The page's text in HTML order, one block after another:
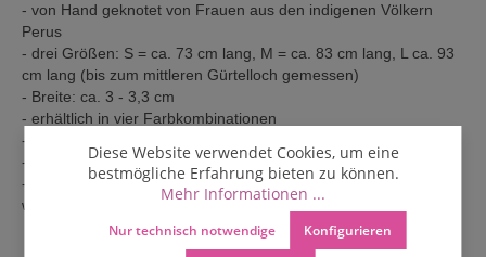
- von Hand geknotet von Frauen aus den indigenen Völkern
Perus
- drei Größen: S = ca. 73 cm lang, M = ca. 83 cm lang, L ca. 93
cm lang (bis zum mittleren Gürtelloch gemessen)
- Breite: ca. 3 - 3,3 cm
- erhältlich in vier Farbkombinationen
- aus Nylonfäden
- Pflege: Trocken reinigen
- Unisex Gürtel - kann von Frauen und Männer getragen
werden
Diese Website verwendet Cookies, um eine
bestmögliche Erfahrung bieten zu können.
Mehr Informationen ...
Nur technisch notwendige Konfigurieren